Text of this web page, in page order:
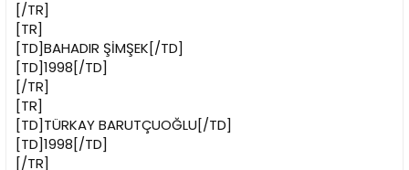
[/TR]
[TR]
[TD]BAHADIR ŞİMŞEK[/TD]
[TD]1998[/TD]
[/TR]
[TR]
[TD]TÜRKAY BARUTÇUOĞLU[/TD]
[TD]1998[/TD]
[/TR]